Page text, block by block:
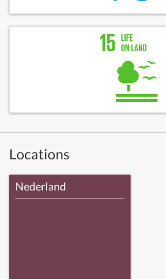
Locations
Nederland